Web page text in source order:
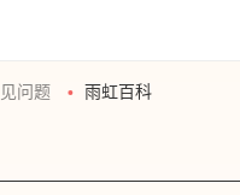
问题 雨虹百科